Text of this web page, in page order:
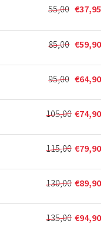
55,00
prijs
was:
€55,00.
€37,95
Huidige
prijs
is:
€37,95.
85,00
prijs
was:
€85,00.
€59,90
Huidige
prijs
is:
€59,90.
95,00
prijs
was:
€95,00.
€64,90
Huidige
prijs
is:
€64,90.
105,00
prijs
was:
€105,00.
€74,90
Huidige
prijs
is:
€74,90.
115,00
prijs
was:
€115,00.
€79,90
Huidige
prijs
is:
€79,90.
130,00
prijs
was:
€130,00.
€89,90
Huidige
prijs
is:
€89,90.
135,00 €94,90
Huidige